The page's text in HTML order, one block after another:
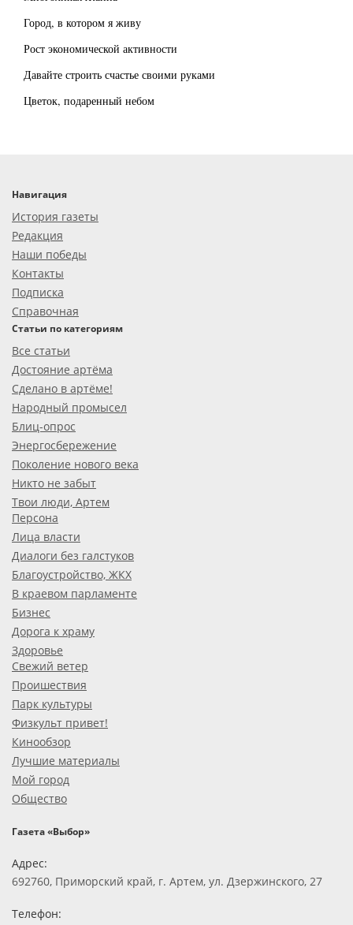
Город, в котором я живу
Рост экономической активности
Давайте строить счастье своими руками
Цветок, подаренный небом
Навигация
История газеты
Редакция
Наши победы
Контакты
Подписка
Справочная
Статьи по категориям
Все статьи
Достояние артёма
Сделано в артёме!
Народный промысел
Блиц-опрос
Энергосбережение
Поколение нового века
Никто не забыт
Твои люди, Артем
Персона
Лица власти
Диалоги без галстуков
Благоустройство, ЖКХ
В краевом парламенте
Бизнес
Дорога к храму
Здоровье
Свежий ветер
Проишествия
Парк культуры
Физкульт привет!
Кинообзор
Лучшие материалы
Мой город
Общество
Газета «Выбор»
Адрес:
692760, Приморский край, г. Артем, ул. Дзержинского, 27
Телефон: